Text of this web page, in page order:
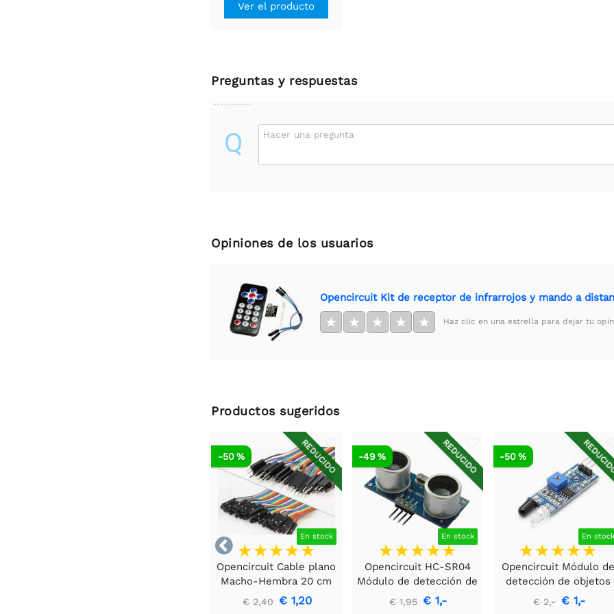
Ver el producto
Preguntas y respuestas
Q Hacer una pregunta
Opiniones de los usuarios
Opencircuit Kit de receptor de infrarrojos y mando a
★ ★ ★ ★ ★ Haz clic en una estrella para dejar tu
Productos sugeridos

REDUCIDO
En stock
-50 %
Opencircuit Cable plano
Macho-Hembra 20 cm
40 piezas
€ 2,40 € 1,20
REDUCIDO
En stock
-49 %
Opencircuit HC-SR04
Módulo de detección de
distancia ultrasónica
€ 1,95 € 1,-
En
-50 %
Opencircuit Módulo
detección de objetos
por infrarrojos
€ 2,- € 1,-